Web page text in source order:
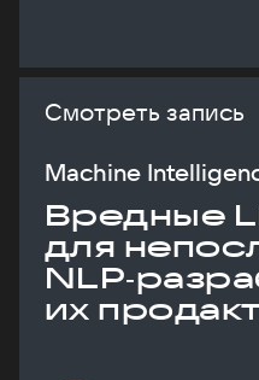
Смотреть запись
Machine
Вредные
для
их